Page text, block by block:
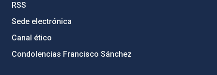
RSS
Sede electrónica
Canal ético
Condolencias Francisco Sánchez